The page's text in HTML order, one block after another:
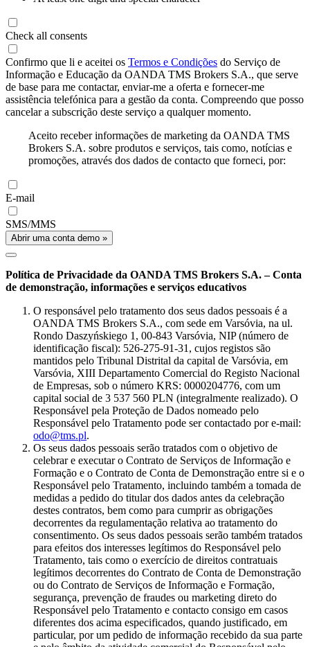
Check all consents
Confirmo que li e aceitei os Termos e Condições do Serviço de
Informação e Educação da OANDA TMS Brokers S.A., que serve
de base para me contactar, enviar-me a oferta e fornecer-me
assistência telefónica para a gestão da conta. Compreendo que posso
cancelar a subscrição deste serviço a qualquer momento.
Aceito receber informações de marketing da OANDA TMS
Brokers S.A. sobre produtos e serviços, tais como, notícias e
promoções, através dos dados de contacto que forneci, por:
E-mail
SMS/MMS
Abrir uma conta demo »
Política de Privacidade da OANDA TMS Brokers S.A. – Conta
de demonstração, informações e serviços educativos
O responsável pelo tratamento dos seus dados pessoais é a
OANDA TMS Brokers S.A., com sede em Varsóvia, na ul.
Rondo Daszyńskiego 1, 00-843 Varsóvia, NIP (número de
identificação fiscal): 526-275-91-31, cujos registos são
mantidos pelo Tribunal Distrital da capital de Varsóvia, em
Varsóvia, XIII Departamento Comercial do Registo Nacional
de Empresas, sob o número KRS: 0000204776, com um
capital social de 3 537 560 PLN (integralmente realizado). O
Responsável pela Proteção de Dados nomeado pelo
Responsável pelo Tratamento pode ser contactado por e-mail:
odo@tms.pl.
Os seus dados pessoais serão tratados com o objetivo de
celebrar e executar o Contrato de Serviços de Informação e
Formação e o Contrato de Conta de Demonstração entre si e o
Responsável pelo Tratamento, incluindo também a tomada de
medidas a pedido do titular dos dados antes da celebração
destes contratos, bem como para cumprir as obrigações
decorrentes da regulamentação relativa ao tratamento do
consentimento. Os seus dados pessoais serão também tratados
para efeitos dos interesses legítimos do Responsável pelo
Tratamento, tais como o exercício de direitos contratuais
legítimos decorrentes do Contrato de Conta de Demonstração
ou do Contrato de Serviços de Informação e Formação,
segurança, prevenção de fraudes ou marketing direto do
Responsável pelo Tratamento e contacto consigo em casos
diferentes dos acima especificados, quando justificado, em
particular, por um pedido de informação recebido da sua parte